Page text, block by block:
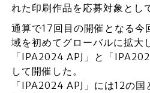
れた印刷作品を応募対象とし
通算で17回目の開催となる今
域を初めてグローバルに拡大
「IPA2024 APJ」と「
して開催した。
「IPA2024 APJ」には12の